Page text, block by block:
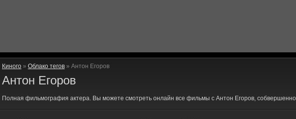
Киного » Облако тегов » Антон Егоров
Антон Егоров
Полная фильмография актера. Вы можете смотреть онлайн все фильмы с Антон Егоров,